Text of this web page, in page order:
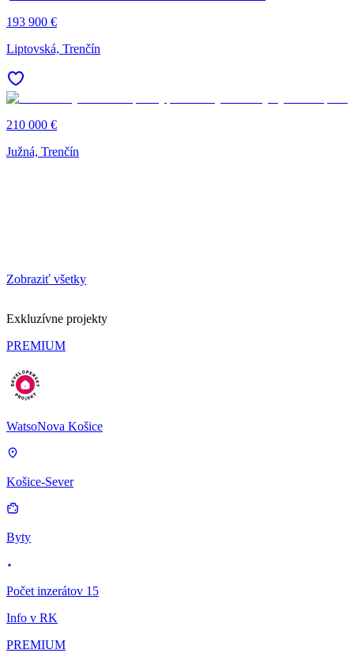
193 900 €
Liptovská, Trenčín
210 000 €
Južná, Trenčín
Zobraziť všetky
Exkluzívne projekty
PREMIUM
WatsoNova Košice
Košice-Sever
Byty
Počet inzerátov 15
Info v RK
PREMIUM